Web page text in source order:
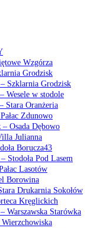
Wzgórza
Grodzisk
Szklarnia Grodzisk
Wesele w stodole
Stara Oranżeria
Zdunowo
Osada Dębowo
Julianna
Borucza43
Stodoła Pod Lasem
Lasotów
Borowina
Drukarnia Sokołów
Kręglickich
Warszawska Starówka